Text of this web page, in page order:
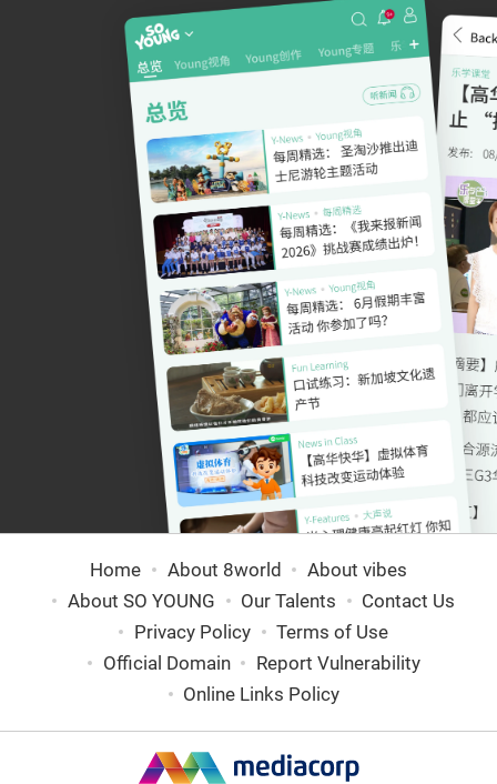
Home About 8world
About vibes
About SO YOUNG
Our Talents
Contact Us
Privacy Policy
Terms of Use
Official Domain
Report Vulnerability
Online Links Policy